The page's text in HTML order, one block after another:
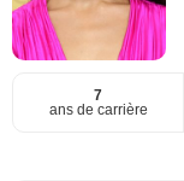
7
ans de carrière